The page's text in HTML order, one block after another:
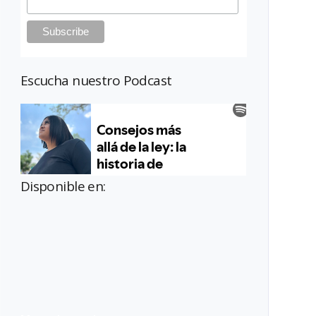
Escucha nuestro Podcast
Disponible en: